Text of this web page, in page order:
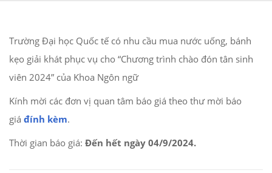
Trường Đại học Quốc tế có nhu cầu mua nước uống, bánh
kẹo giải khát phục vụ cho “Chương trình chào đón tân sinh
viên 2024” của Khoa Ngôn ngữ
Kính mời các đơn vị quan tâm báo giá theo thư mời báo
giá đính kèm.
Thời gian báo giá: Đến hết ngày 04/9/2024.